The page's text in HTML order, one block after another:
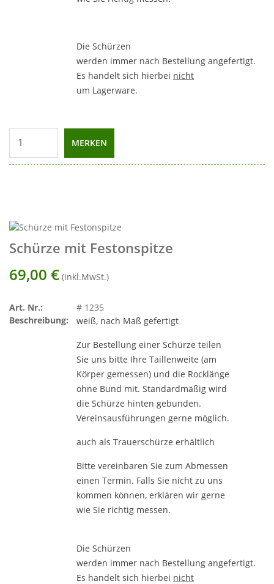
Die Schürzen
werden immer nach Bestellung angefertigt.
Es handelt sich hierbei nicht
um Lagerware.
MERKEN
Schürze mit Festonspitze
69,00 € (inkl.MwSt.)
Art. Nr.:
# 1235
Beschreibung:
weiß, nach Maß gefertigt
Zur Bestellung einer Schürze teilen
Sie uns bitte Ihre Taillenweite (am
Körper gemessen) und die Rocklänge
ohne Bund mit. Standardmäßig wird
die Schürze hinten gebunden.
Vereinsausführungen gerne möglich.
auch als Trauerschürze erhältlich
Bitte vereinbaren Sie zum Abmessen
einen Termin. Falls Sie nicht zu uns
kommen können, erklären wir gerne
wie Sie richtig messen.
Die Schürzen
werden immer nach Bestellung angefertigt.
Es handelt sich hierbei nicht